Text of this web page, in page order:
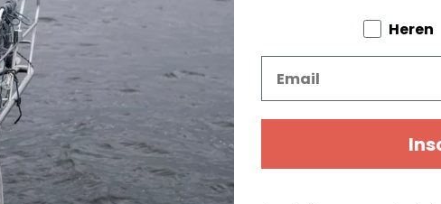
tegen!
Tell us
Heren